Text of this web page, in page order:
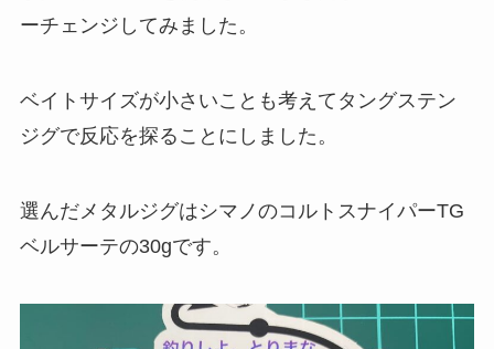
ーチェンジしてみました。
ベイトサイズが小さいことも考えてタングステン
ジグで反応を探ることにしました。
選んだメタルジグはシマノのコルトスナイパーTG
ベルサーテの30gです。